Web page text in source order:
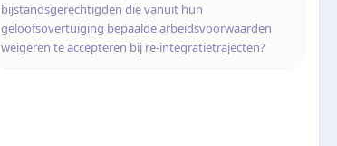
bijstandsgerechtigden die vanuit hun
geloofsovertuiging bepaalde arbeidsvoorwaarden
weigeren te accepteren bij re-integratietrajecten?